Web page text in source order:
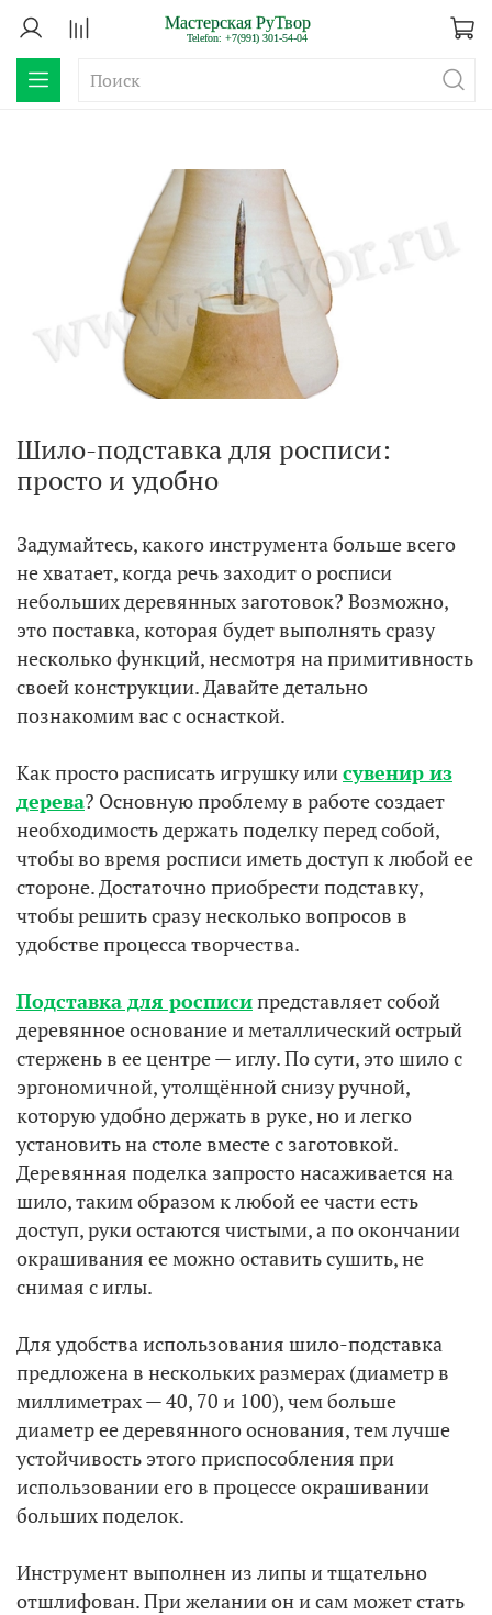
Шило-подставка для росписи:
просто и удобно
Задумайтесь, какого инструмента больше всего
не хватает, когда речь заходит о росписи
небольших деревянных заготовок? Возможно,
это поставка, которая будет выполнять сразу
несколько функций, несмотря на примитивность
своей конструкции. Давайте детально
познакомим вас с оснасткой.
Как просто расписать игрушку илисувенир из
дерева? Основную проблему в работе создает
необходимость держать поделку перед собой,
чтобы во время росписи иметь доступ к любой ее
стороне. Достаточно приобрести подставку,
чтобы решить сразу несколько вопросов в
удобстве процесса творчества.
Подставка для росписипредставляет собой
деревянное основание и металлический острый
стержень в ее центре — иглу. По сути, это шило с
эргономичной, утолщённой снизу ручной,
которую удобно держать в руке, но и легко
установить на столе вместе с заготовкой.
Деревянная поделка запросто насаживается на
шило, таким образом к любой ее части есть
доступ, руки остаются чистыми, а по окончании
окрашивания ее можно оставить сушить, не
снимая с иглы.
Для удобства использования шило-подставка
предложена в нескольких размерах (диаметр в
миллиметрах — 40, 70 и 100), чем больше
диаметр ее деревянного основания, тем лучше
устойчивость этого приспособления при
использовании его в процессе окрашивании
больших поделок.
Инструмент выполнен из липы и тщательно
отшлифован. При желании он и сам может стать